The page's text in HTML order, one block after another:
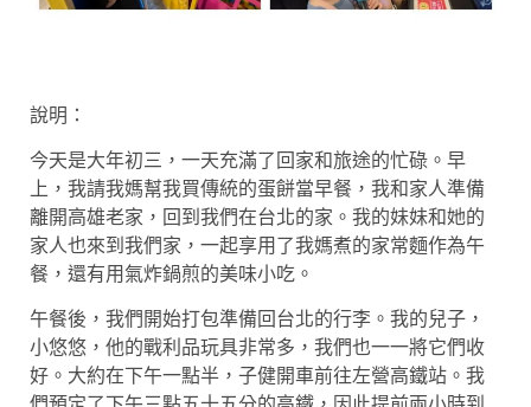
說明：
今天是大年初三，一天充滿了回家和旅途的忙碌。早
上，我請我媽幫我買傳統的蛋餅當早餐，我和家人準備
離開高雄老家，回到我們在台北的家。我的妹妹和她的
家人也來到我們家，一起享用了我媽煮的家常麵作為午
餐，還有用氣炸鍋煎的美味小吃。
午餐後，我們開始打包準備回台北的行李。我的兒子，
小悠悠，他的戰利品玩具非常多，我們也一一將它們收
好。大約在下午一點半，子健開車前往左營高鐵站。我